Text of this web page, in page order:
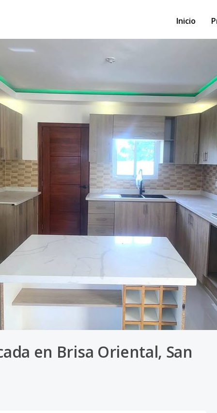
Inicio
en Brisa Oriental, San